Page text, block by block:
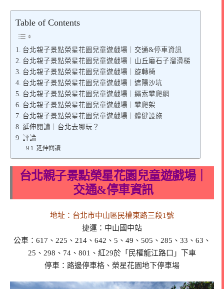
Table of Contents
台北親子景點榮星花園兒童遊戲場｜交通&停車資訊
台北親子景點榮星花園兒童遊戲場｜山丘磨石子溜滑梯
台北親子景點榮星花園兒童遊戲場｜旋轉椅
台北親子景點榮星花園兒童遊戲場｜遮陽沙坑
台北親子景點榮星花園兒童遊戲場｜繩索攀爬網
台北親子景點榮星花園兒童遊戲場｜攀爬架
台北親子景點榮星花園兒童遊戲場｜體健設施
延伸閱讀｜台北去哪玩？
評論
延伸閱讀
台北親子景點榮星花園兒童遊戲場｜
交通&停車資訊
地址：台北市中山區民權東路三段1號
捷運：中山國中站
公車：617、225、214、642、5、49、505、285、33、63、
25、298、74、801、紅29於「民權龍江路口」下車
停車：路邊停車格、榮星花園地下停車場